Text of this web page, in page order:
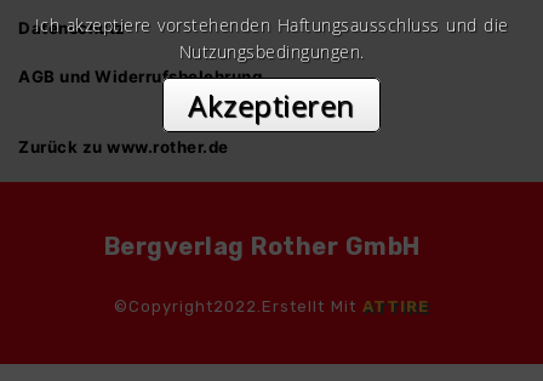
Datenschutz
AGB und Widerrufsbelehrung
Zurück zu www.rother.de
Bergverlag Rother GmbH
©Copyright2022.Erstellt Mit ATTIRE
Ich akzeptiere vorstehenden Haftungsausschluss und die
Nutzungsbedingungen.
Akzeptieren